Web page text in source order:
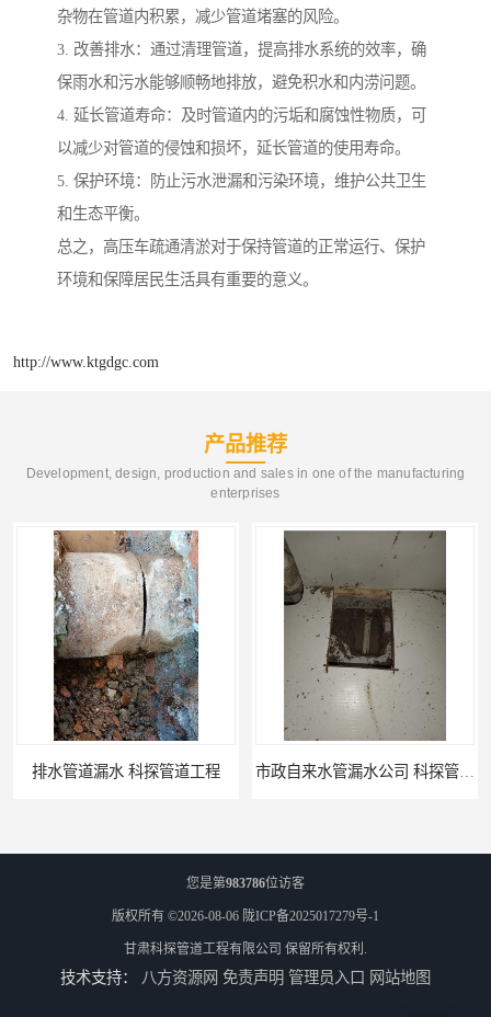
杂物在管道内积累，减少管道堵塞的风险。
3. 改善排水：通过清理管道，提高排水系统的效率，确
保雨水和污水能够顺畅地排放，避免积水和内涝问题。
4. 延长管道寿命：及时管道内的污垢和腐蚀性物质，可
以减少对管道的侵蚀和损坏，延长管道的使用寿命。
5. 保护环境：防止污水泄漏和污染环境，维护公共卫生
和生态平衡。
总之，高压车疏通清淤对于保持管道的正常运行、保护
环境和保障居民生活具有重要的意义。
http://www.ktgdgc.com
产品推荐
Development, design, production and sales in one of the manufacturing
enterprises
排水管道漏水 科探管道工程
您是第983786位访客
版权所有 ©2026-08-06 陇ICP备2025017279号-1
甘肃科探管道工程有限公司 保留所有权利.
技术支持： 八方资源网 免责声明 管理员入口 网站地图